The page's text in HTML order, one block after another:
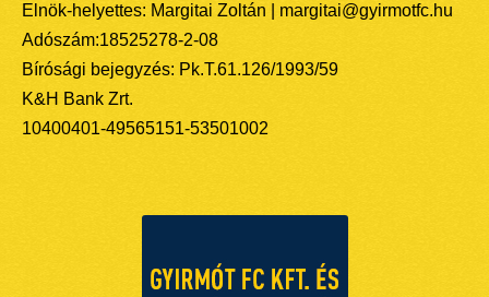
Elnök-helyettes: Margitai Zoltán | margitai@gyirmotfc.hu
Adószám:18525278-2-08
Bírósági bejegyzés: Pk.T.61.126/1993/59
K&H Bank Zrt.
10400401-49565151-53501002